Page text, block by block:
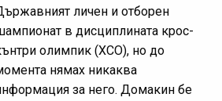
личен и отборен
в дисциплината крос-
олимпик (ХСО), но до
нямах никаква
за него. Домакин бе